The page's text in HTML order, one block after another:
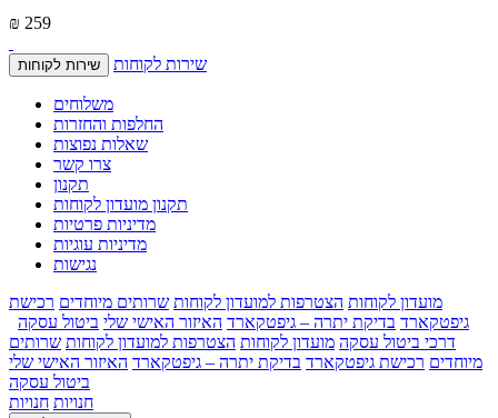
₪ 259
שירות לקוחות שירות לקוחות
משלוחים
החלפות והחזרות
שאלות נפוצות
צרו קשר
תקנון
תקנון מועדון לקוחות
מדיניות פרטיות
מדיניות עוגיות
נגישות
מועדון לקוחות הצטרפות למועדון לקוחות שרותים מיוחדים רכישת
גיפטקארד בדיקת יתרה – גיפטקארד האיזור האישי שלי ביטול עסקה
דרכי ביטול עסקה מועדון לקוחות הצטרפות למועדון לקוחות שרותים
מיוחדים רכישת גיפטקארד בדיקת יתרה – גיפטקארד האיזור האישי שלי
ביטול עסקה
חנויות חנויות